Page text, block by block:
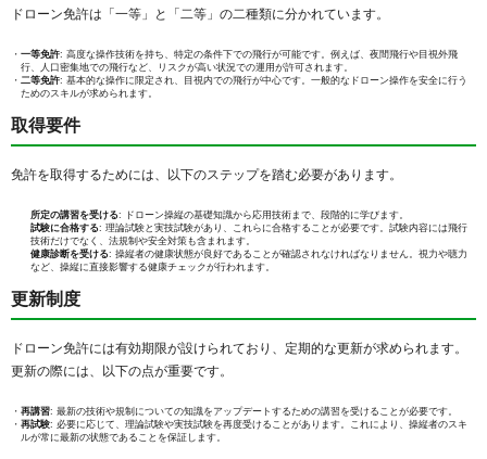
ドローン免許は「一等」と「二等」の二種類に分かれています。
一等免許: 高度な操作技術を持ち、特定の条件下での飛行が可能です。例えば、夜間飛行や目視外飛
行、人口密集地での飛行など、リスクが高い状況での運用が許可されます。
二等免許: 基本的な操作に限定され、目視内での飛行が中心です。一般的なドローン操作を安全に行う
ためのスキルが求められます。
取得要件
免許を取得するためには、以下のステップを踏む必要があります。
所定の講習を受ける: ドローン操縦の基礎知識から応用技術まで、段階的に学びます。
試験に合格する: 理論試験と実技試験があり、これらに合格することが必要です。試験内容には飛行
技術だけでなく、法規制や安全対策も含まれます。
健康診断を受ける: 操縦者の健康状態が良好であることが確認されなければなりません。視力や聴力
など、操縦に直接影響する健康チェックが行われます。
更新制度
ドローン免許には有効期限が設けられており、定期的な更新が求められます。
更新の際には、以下の点が重要です。
再講習: 最新の技術や規制についての知識をアップデートするための講習を受けることが必要です。
再試験: 必要に応じて、理論試験や実技試験を再度受けることがあります。これにより、操縦者のスキ
ルが常に最新の状態であることを保証します。